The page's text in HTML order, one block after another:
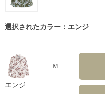
選択されたカラー：エンジ
エンジ
M